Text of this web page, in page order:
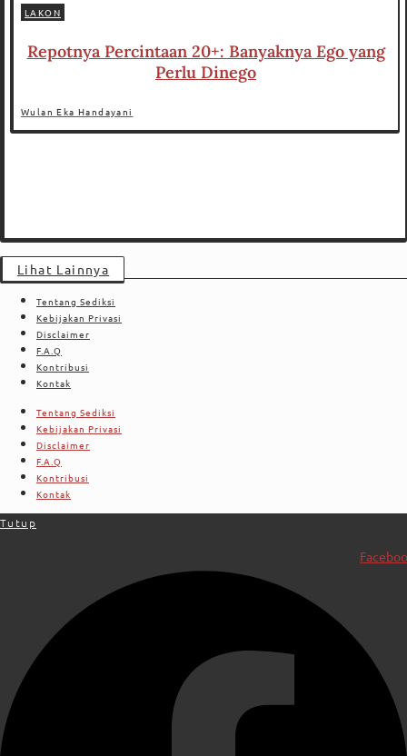
LAKON
Repotnya Percintaan 20+: Banyaknya Ego yang
Perlu Dinego
Wulan Eka Handayani
Lihat Lainnya
Tentang Sediksi
Kebijakan Privasi
Disclaimer
F.A.Q
Kontribusi
Kontak
Tentang Sediksi
Kebijakan Privasi
Disclaimer
F.A.Q
Kontribusi
Kontak
Tutup